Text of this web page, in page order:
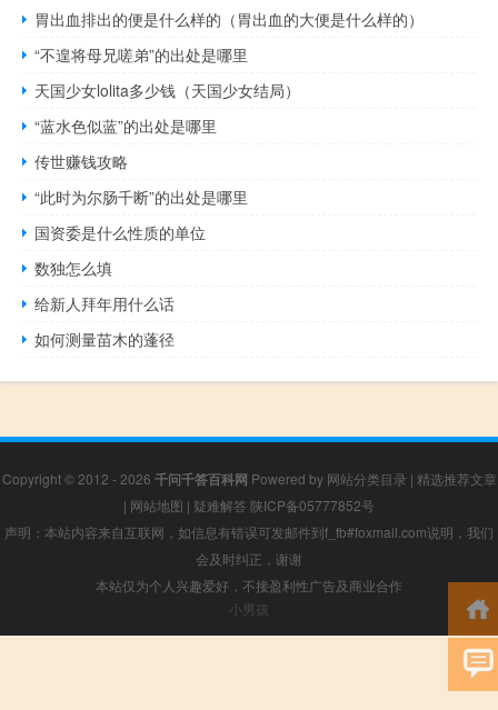
胃出血排出的便是什么样的（胃出血的大便是什么样的）
“不遑将母兄嗟弟”的出处是哪里
天国少女lolita多少钱（天国少女结局）
“蓝水色似蓝”的出处是哪里
传世赚钱攻略
“此时为尔肠千断”的出处是哪里
国资委是什么性质的单位
数独怎么填
给新人拜年用什么话
如何测量苗木的蓬径
Copyright © 2012 - 2026 千问千答百科网 Powered by 网站分类目录 | 精选推荐文章
| 网站地图 | 疑难解答 陕ICP备05777852号
声明：本站内容来自互联网，如信息有错误可发邮件到f_fb#foxmail.com说明，我们
会及时纠正，谢谢
本站仅为个人兴趣爱好，不接盈利性广告及商业合作
小男孩